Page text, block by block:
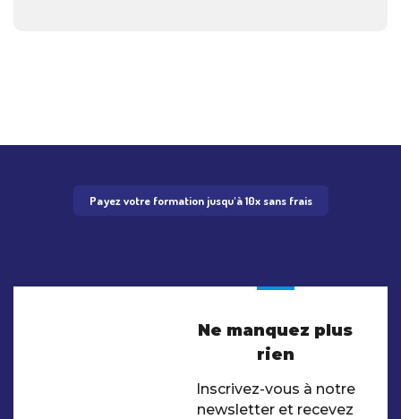
Payez votre formation jusqu'à 10x sans frais
Ne manquez plus
rien
Inscrivez-vous à notre
newsletter et recevez